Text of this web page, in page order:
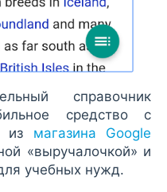
справочник
средство с
из магазина Google
«выручалочкой» и
учебных нужд.